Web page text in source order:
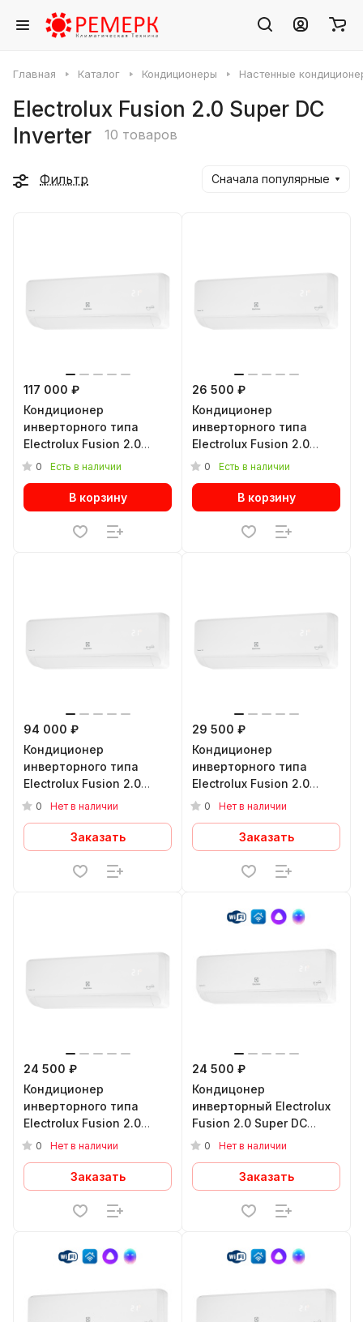
Главная Каталог Кондиционеры Настенные
Electrolux Fusion 2.0 Super DC
Inverter
10 товаров
Фильтр Сначала популярные
117 000 ₽
Кондиционер
инверторного типа
Electrolux Fusion 2.0
Super DC Inverter EACS/I-
0 Есть в наличии
В корзину
26 500 ₽
Кондиционер
инверторного типа
Electrolux Fusion 2.0
Super DC Inverter EACS/I-
0 Есть в наличии
В корзину
94 000 ₽
Кондиционер
инверторного типа
Electrolux Fusion 2.0
Super DC Inverter EACS/I-
0 Нет в наличии
Заказать
29 500 ₽
Кондиционер
инверторного типа
Electrolux Fusion 2.0
Super DC Inverter EACS/I-
0 Нет в наличии
Заказать
24 500 ₽
Кондиционер
инверторного типа
Electrolux Fusion 2.0
Super DC Inverter EACS/I-
0 Нет в наличии
Заказать
24 500 ₽
Кондицонер
инверторный Electrolux
Fusion 2.0 Super DC
EACS/I-07HF2/N8_24Y
0 Нет в наличии
Заказать